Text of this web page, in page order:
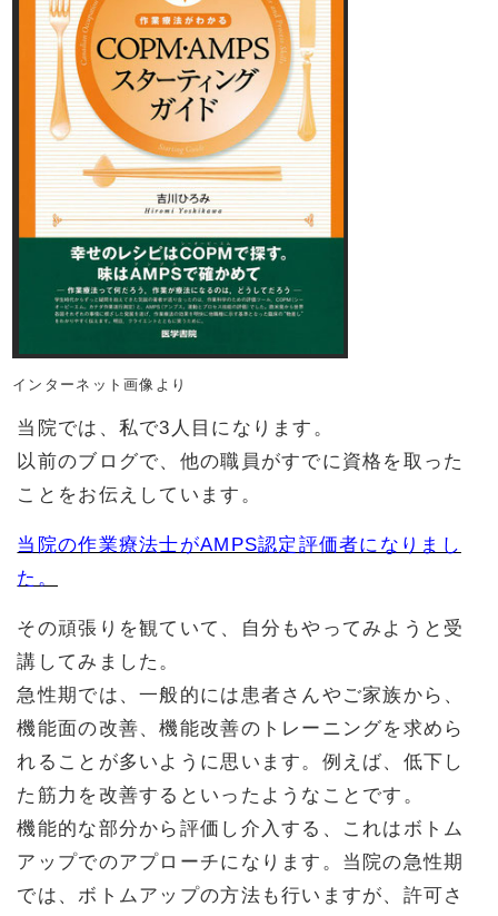
インターネット画像より
当院では、私で3人目になります。
以前のブログで、他の職員がすでに資格を取った
ことをお伝えしています。
当院の作業療法士がAMPS認定評価者になりまし
た。
その頑張りを観ていて、自分もやってみようと受
講してみました。
急性期では、一般的には患者さんやご家族から、
機能面の改善、機能改善のトレーニングを求めら
れることが多いように思います。例えば、低下し
た筋力を改善するといったようなことです。
機能的な部分から評価し介入する、これはボトム
アップでのアプローチになります。当院の急性期
では、ボトムアップの方法も行いますが、許可さ